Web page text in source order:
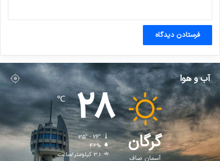
آب و هوا
گرگان
آسمان صاف
28
℃
35º - 26º
46%
3.1 کیلومتر/ساعت